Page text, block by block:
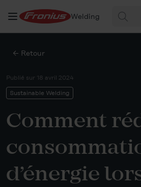
Welding
← Retour
Publié sur 18 avril 2024
Sustainable Welding
Comment
d’énergie